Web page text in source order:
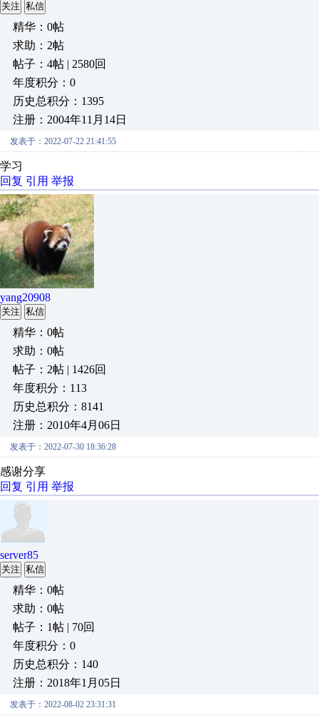
关注 私信
精华：0帖
求助：2帖
帖子：4帖 | 2580回
年度积分：0
历史总积分：1395
注册：2004年11月14日
发表于：2022-07-22 21:41:55
学习
回复 引用 举报
yang20908
关注 私信
精华：0帖
求助：0帖
帖子：2帖 | 1426回
年度积分：113
历史总积分：8141
注册：2010年4月06日
发表于：2022-07-30 18:36:28
感谢分享
回复 引用 举报
server85
关注 私信
精华：0帖
求助：0帖
帖子：1帖 | 70回
年度积分：0
历史总积分：140
注册：2018年1月05日
发表于：2022-08-02 23:31:31